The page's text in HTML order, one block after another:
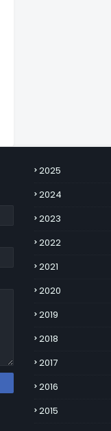
2025
2024
2023
2022
2021
2020
2019
2018
2017
2016
2015